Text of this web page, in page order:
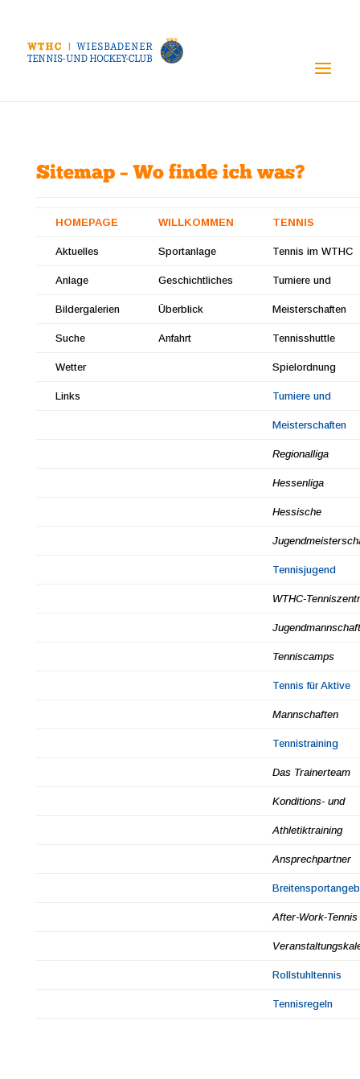
Sitemap – Wo finde ich was?
HOMEPAGE WILLKOMMEN TENNIS
Aktuelles Sportanlage Tennis im WTHC
Anlage Geschichtliches Turniere und
Bildergalerien Überblick Meisterschaften
Suche Anfahrt Tennisshuttle
Wetter Spielordnung
Links Turniere und
Meisterschaften
Regionalliga
Hessenliga
Hessische
Tennisjugend
WTHC-
Tenniscamps
Tennis für Aktive
Mannschaften
Tennistraining
Das Trainerteam
Konditions- und
Athletiktraining
Ansprechpartner
After-Work-Tennis
Rollstuhltennis
Tennisregeln